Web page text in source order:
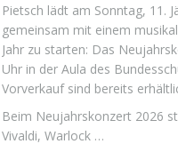
Pietsch lädt am Sonntag, 11.
gemeinsam mit einem
Jahr zu starten: Das
Uhr in der Aula des
Vorverkauf sind bereits
Beim Neujahrskonzert 2026
Vivaldi, Warlock …